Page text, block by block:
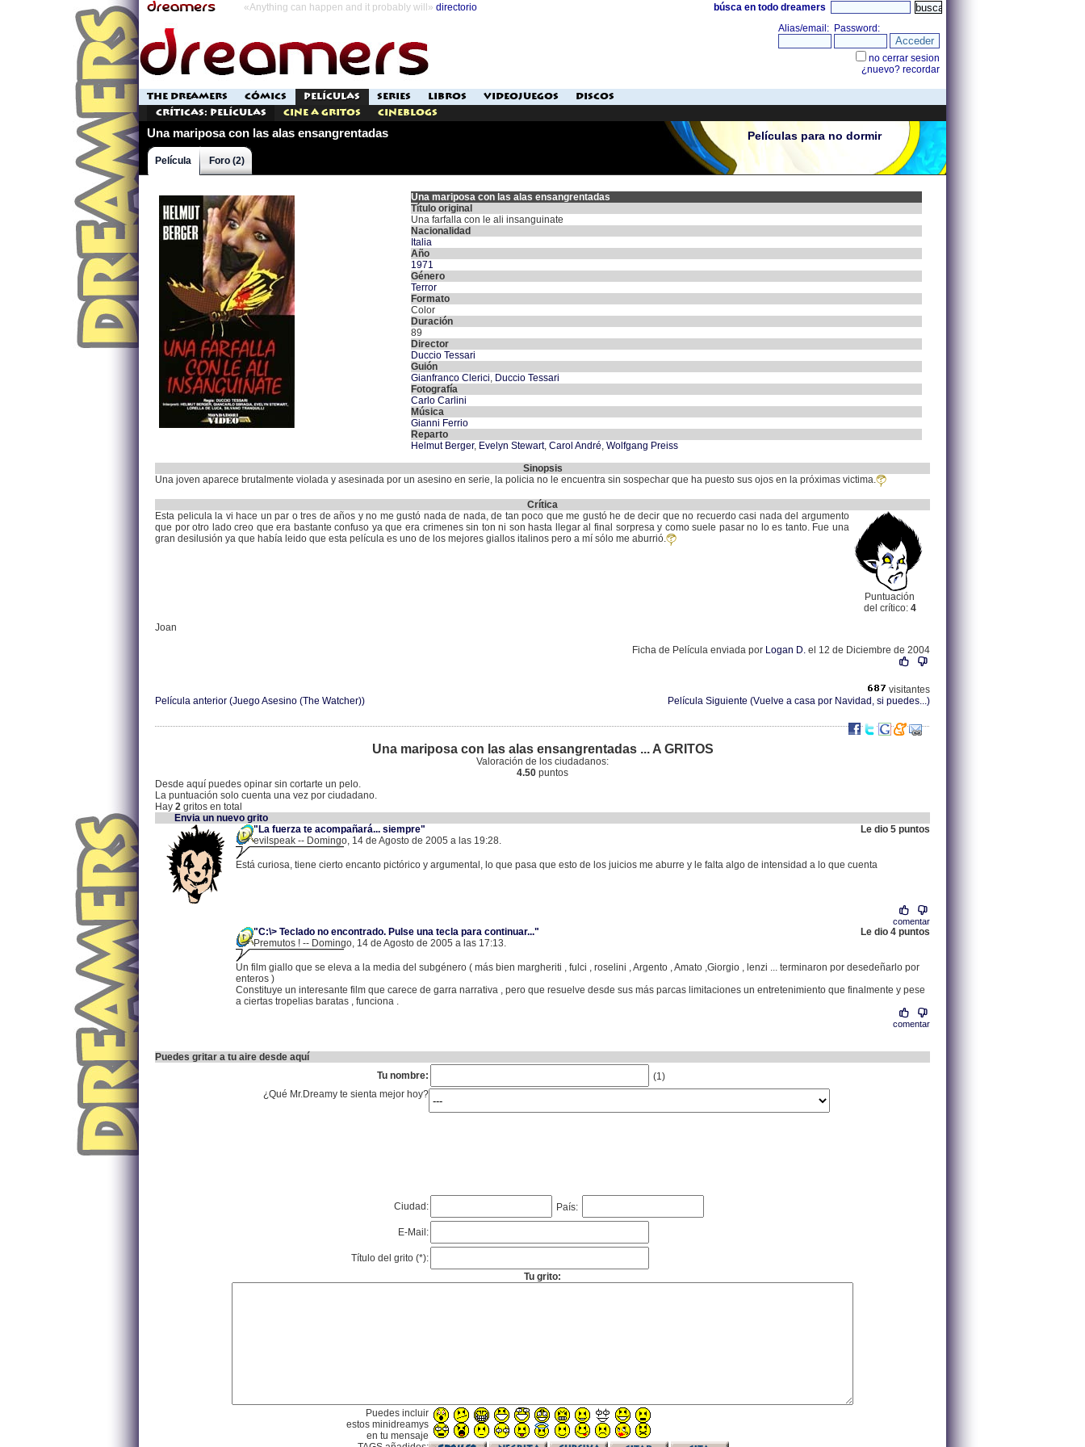
«Anything can happen and it probably will» directorio búsca en todo dreamers
THE DREAMERS CÓMICS PELÍCULAS SERIES LIBROS VIDEOJUEGOS
DISCOS
Críticas: Películas
Cine a Gritos Cineblogs
Una mariposa con las alas ensangrentadas Películas para no dormir
Película Foro (2)
Una mariposa con las alas ensangrentadas
Título original
Una farfalla con le ali insanguinate
Nacionalidad
Italia
Año
1971
Género
Terror
Formato
Color
Duración
89
Director
Duccio Tessari
Guión
Gianfranco Clerici, Duccio Tessari
Fotografía
Carlo Carlini
Música
Gianni Ferrio
Reparto
Helmut Berger, Evelyn Stewart, Carol André, Wolfgang Preiss
Sinopsis
Una joven aparece brutalmente violada y asesinada por un asesino en serie, la policia no le encuentra sin sospechar que ha puesto sus ojos en la próximas victima.
Crítica
Puntuación
del crítico: 4
Esta pelicula la vi hace un par o tres de años y no me gustó nada de nada, de tan poco que me gustó he de decir que no recuerdo casi nada del argumento
que por otro lado creo que era bastante confuso ya que era crimenes sin ton ni son hasta llegar al final sorpresa y como suele pasar no lo es tanto. Fue una
gran desilusión ya que había leido que esta película es uno de los mejores giallos italinos pero a mí sólo me aburrió.
Joan
Ficha de Película enviada por Logan D. el 12 de Diciembre de 2004
visitantes
Película anterior (Juego Asesino (The Watcher))
Película Siguiente (Vuelve a casa por Navidad, si puedes...)
Una mariposa con las alas ensangrentadas ... A GRITOS
Valoración de los ciudadanos:
4.50 puntos
Desde aquí puedes opinar sin cortarte un pelo.
La puntuación solo cuenta una vez por ciudadano.
Hay 2 gritos en total
Envia un nuevo grito
"La fuerza te acompañará... siempre"
Le dio 5 puntos
evilspeak -- Domingo, 14 de Agosto de 2005 a las 19:28.
Está curiosa, tiene cierto encanto pictórico y argumental, lo que pasa que esto de los juicios me aburre y le falta algo de intensidad a lo que cuenta
comentar
"C:\> Teclado no encontrado. Pulse una tecla para continuar..."
Le dio 4 puntos
Premutos ! -- Domingo, 14 de Agosto de 2005 a las 17:13.
Un film giallo que se eleva a la media del subgénero ( más bien margheriti , fulci , roselini , Argento , Amato ,Giorgio , lenzi ... terminaron por desedeñarlo por
enteros )
Constituye un interesante film que carece de garra narrativa , pero que resuelve desde sus más parcas limitaciones un entretenimiento que finalmente y pese
a ciertas tropelias baratas , funciona .
comentar
Puedes gritar a tu aire desde aquí
Tu nombre:
(1)
¿Qué Mr.Dreamy te sienta mejor hoy?
Ciudad: País:
E-Mail:
Título del grito (*):
Tu grito:
Puedes incluir
estos minidreamys
en tu mensaje